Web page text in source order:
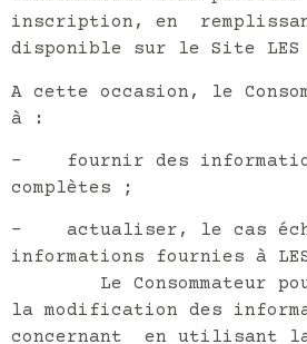
inscription, en
disponible sur le Site LES
A cette occasion, le
à :
– fournir des
complètes ;
– actualiser, le cas
informations fournies à LES
Le Consommateur
la modification des
concernant en utilisant la